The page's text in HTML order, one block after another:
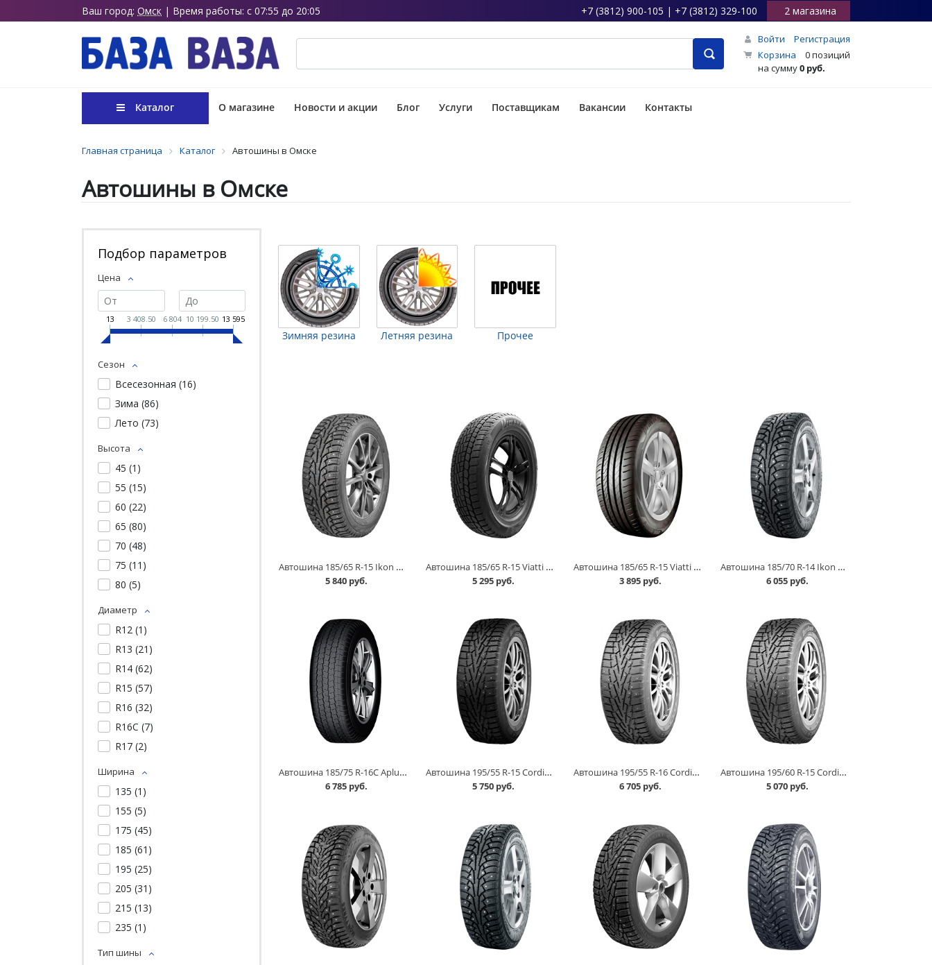
Ваш город: Омск | Время работы: с 07:55 до 20:05 +7 (3812) 900-105 | +7 (3812) 329-100 2 магазина
Войти
Регистрация
Корзина
0 позиций
на сумму0 руб.
Каталог О магазине Новости и акции Блог Услуги Поставщикам Вакансии Контакты
Главная страница Каталог Автошины в Омске
Автошины в Омске
Подбор параметров
Цена
13 3 408.50 6 804 10 199.50 13 595
Сезон
Всесезонная (16)
Зима (86)
Лето (73)
Высота
45 (1 )
55 (15)
60 (22)
65 (80)
70 (48)
75 (11 )
80 (5)
Диаметр
R12 (1 )
R13 (21 )
R14 (62)
R15 (57)
R16 (32)
R16C (7)
R17 (2)
Ширина
135 (1 )
155 (5)
175 (45)
185 (61 )
195 (25)
205 (31 )
215 (13)
235 (1 )
Тип шины
Зимняя резина Летняя резина Прочее
Автошина 185/65 R-15 Ikon Nordman 5 92T шип в Омске
5 840 руб.
Автошина 185/65 R-15 Viatti Brina V-521 88T в Омске
5 295 руб.
Автошина 185/65 R-15 Viatti Strada 2 V-134 92V в Омске
3 895 руб.
Автошина 185/70 R-14 Ikon Nordman 5 92T шип в Омске
6 055 руб.
Автошина 185/75 R-16C Aplus Gazill 104/102R в Омске
6 785 руб.
Автошина 195/55 R-15 Cordiant Snow Cross 89T шип в Омске
5 750 руб.
Автошина 195/55 R-16 Cordiant Snow Cross 91Тшип в Омске
6 705 руб.
Автошина 195/60 R-15 Cordiant Snow Cross 92Т шип в Омске
5 070 руб.